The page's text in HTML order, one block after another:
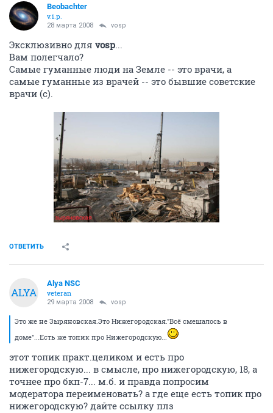
Beobachter
v.i.p.
28 марта 2008 vosp
Эксклюзивно для vosp...
Вам полегчало?
Самые гуманные люди на Земле -- это врачи, а
самые гуманные из врачей -- это бывшие советские
врачи (c).
ОТВЕТИТЬ
ALYA
Alya NSC
veteran
29 марта 2008 vosp
Это же не Зыряновская.Это Нижегородская."Всё смешалось в
доме"...Есть же топик про Нижегородскую...
этот топик практ.целиком и есть про
нижегородскую... в смысле, про нижегородскую, 18, а
точнее про бкп-7... м.б. и правда попросим
модератора переименовать? а где еще есть топик про
нижегородскую? дайте ссылку плз